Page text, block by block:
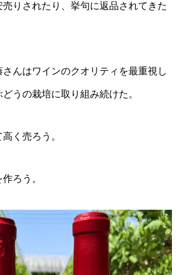
りされたり、挙句に返品されてきた
んはワインのクオリティを最重視し
うの栽培に取り組み続けた。
く売ろう。
ろう。